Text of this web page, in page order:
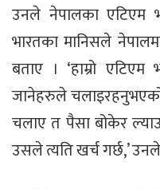
उनले नेपालका एटिएम
भारतका मानिसले
बताए । ‘हाम्रो
जानेहरुले
चलाए त पैसा बोकेर
उसले त्यति खर्च गर्छ,’